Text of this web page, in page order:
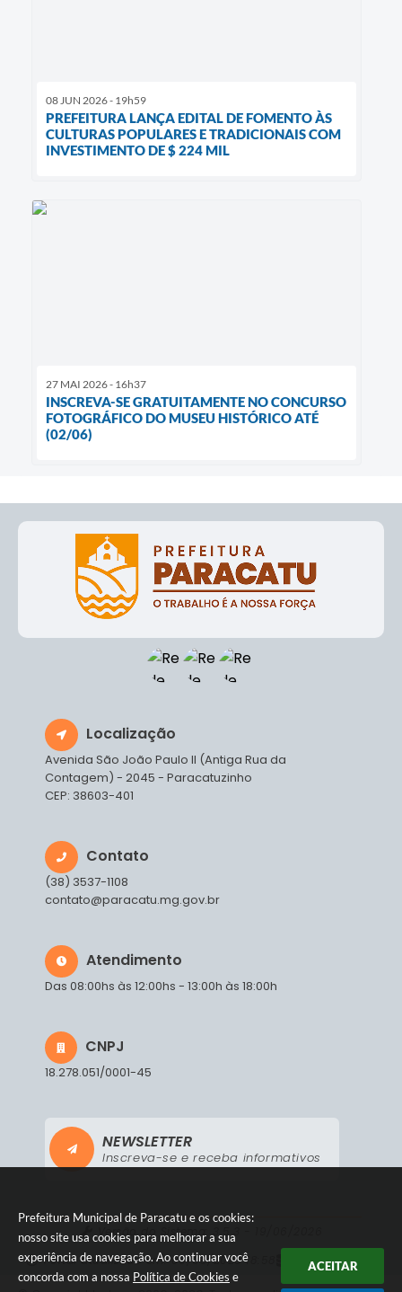
Prefeitura Municipal de Paracatu e os cookies:
nosso site usa cookies para melhorar a sua
experiência de navegação. Ao continuar você
concorda com a nossa Política de Cookies e
ACEITAR
08 JUN 2026 - 19h59
PREFEITURA LANÇA EDITAL DE FOMENTO ÀS
CULTURAS POPULARES E TRADICIONAIS COM
INVESTIMENTO DE $ 224 MIL
27 MAI 2026 - 16h37
INSCREVA-SE GRATUITAMENTE NO CONCURSO
FOTOGRÁFICO DO MUSEU HISTÓRICO ATÉ
(02/06)
Localização
Avenida São João Paulo II (Antiga Rua da
Contagem) - 2045 - Paracatuzinho
CEP: 38603-401
Contato
(38) 3537-1108
contato@paracatu.mg.gov.br
Atendimento
Das 08:00hs às 12:00hs - 13:00h às 18:00h
CNPJ
18.278.051/0001-45
NEWSLETTER
Inscreva-se e receba informativos
Versão do Sistema:
Portal atualizado em:06/08/2026 18:58 Dados Abertos